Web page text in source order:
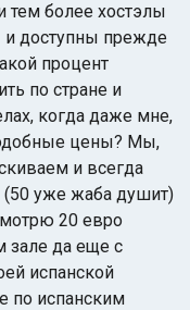
тем более хостэлы
доступны прежде
процент
по стране и
когда даже мне,
цены? Мы,
и всегда
(50 уже жаба душит)
20 евро
зале да еще с
испанской
по испанским